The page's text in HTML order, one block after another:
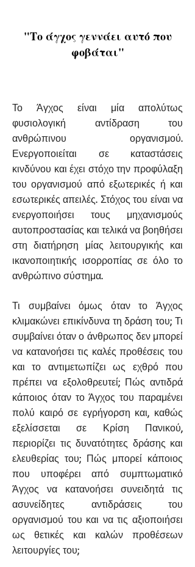
"Το άγχος γεννάει αυτό που
φοβάται"
Το Άγχος είναι μία απολύτως
φυσιολογική αντίδραση του
ανθρώπινου οργανισμού.
Ενεργοποιείται σε καταστάσεις
κινδύνου και έχει στόχο την προφύλαξη
του οργανισμού από εξωτερικές ή και
εσωτερικές απειλές. Στόχος του είναι να
ενεργοποιήσει τους μηχανισμούς
αυτοπροστασίας και τελικά να βοηθήσει
στη διατήρηση μίας λειτουργικής και
ικανοποιητικής ισορροπίας σε όλο το
ανθρώπινο σύστημα.
Τι συμβαίνει όμως όταν το Άγχος
κλιμακώνει επικίνδυνα τη δράση του; Τι
συμβαίνει όταν ο άνθρωπος δεν μπορεί
να κατανοήσει τις καλές προθέσεις του
και το αντιμετωπίζει ως εχθρό που
πρέπει να εξολοθρευτεί; Πώς αντιδρά
κάποιος όταν το Άγχος του παραμένει
πολύ καιρό σε εγρήγορση και, καθώς
εξελίσσεται σε Κρίση Πανικού,
περιορίζει τις δυνατότητες δράσης και
ελευθερίας του; Πώς μπορεί κάποιος
που υποφέρει από συμπτωματικό
Άγχος να κατανοήσει συνειδητά τις
ασυνείδητες αντιδράσεις του
οργανισμού του και να τις αξιοποιήσει
ως θετικές και καλών προθέσεων
λειτουργίες του;